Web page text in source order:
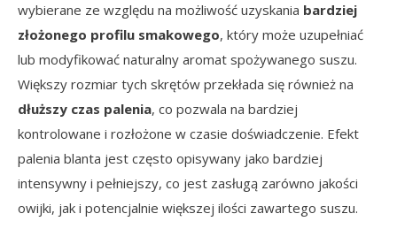
wybierane ze względu na możliwość uzyskania bardziej
złożonego profilu smakowego, który może uzupełniać
lub modyfikować naturalny aromat spożywanego suszu.
Większy rozmiar tych skrętów przekłada się również na
dłuższy czas palenia, co pozwala na bardziej
kontrolowane i rozłożone w czasie doświadczenie. Efekt
palenia blanta jest często opisywany jako bardziej
intensywny i pełniejszy, co jest zasługą zarówno jakości
owijki, jak i potencjalnie większej ilości zawartego suszu.